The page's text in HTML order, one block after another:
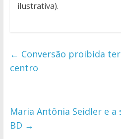
ilustrativa).
← Conversão proibida
centro
Maria Antônia Seidler e a
BD →